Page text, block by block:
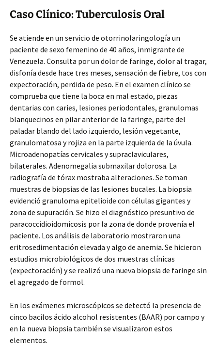
Caso Clínico: Tuberculosis Oral
Se atiende en un servicio de otorrinolaringología un
paciente de sexo femenino de 40 años, inmigrante de
Venezuela. Consulta por un dolor de faringe, dolor al tragar,
disfonía desde hace tres meses, sensación de fiebre, tos con
expectoración, perdida de peso. En el examen clínico se
comprueba que tiene la boca en mal estado, piezas
dentarias con caries, lesiones periodontales, granulomas
blanquecinos en pilar anterior de la faringe, parte del
paladar blando del lado izquierdo, lesión vegetante,
granulomatosa y rojiza en la parte izquierda de la úvula.
Microadenopatías cervicales y supraclaviculares,
bilaterales. Adenomegalia submaxilar dolorosa. La
radiografía de tórax mostraba alteraciones. Se toman
muestras de biopsias de las lesiones bucales. La biopsia
evidenció granuloma epitelioide con células gigantes y
zona de supuración. Se hizo el diagnóstico presuntivo de
paracoccidioidomicosis por la zona de donde provenía el
paciente. Los análisis de laboratorio mostraron una
eritrosedimentación elevada y algo de anemia. Se hicieron
estudios microbiológicos de dos muestras clínicas
(expectoración) y se realizó una nueva biopsia de faringe sin
el agregado de formol.
En los exámenes microscópicos se detectó la presencia de
cinco bacilos ácido alcohol resistentes (BAAR) por campo y
en la nueva biopsia también se visualizaron estos
elementos.